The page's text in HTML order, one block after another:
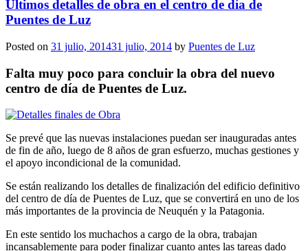
Últimos detalles de obra en el centro de día de
Puentes de Luz
Posted on 31 julio, 201431 julio, 2014 by Puentes de Luz
Falta muy poco para concluir la obra del nuevo
centro de día de Puentes de Luz.
Se prevé que las nuevas instalaciones puedan ser inauguradas antes
de fin de año, luego de 8 años de gran esfuerzo, muchas gestiones y
el apoyo incondicional de la comunidad.
Se están realizando los detalles de finalización del edificio definitivo
del centro de día de Puentes de Luz, que se convertirá en uno de los
más importantes de la provincia de Neuquén y la Patagonia.
En este sentido los muchachos a cargo de la obra, trabajan
incansablemente para poder finalizar cuanto antes las tareas dado